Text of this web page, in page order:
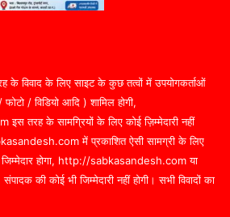
के विवाद के लिए साइट के कुछ तत्वों में उपयोगकर्ताओं
फोटो / विडियो आदि ) शामिल होगी,
तरह के सामग्रियों के लिए कोई ज़िम्मेदारी नहीं
में प्रकाशित ऐसी सामग्री के लिए
जिम्मेदार होगा, http://sabkasandesh.com या
की कोई भी जिम्मेदारी नहीं होगी। सभी विवादों का